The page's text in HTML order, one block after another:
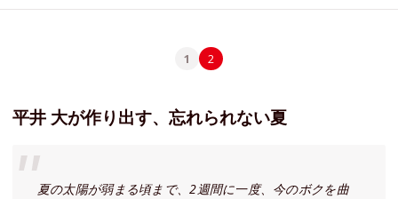
1 2
平井 大が作り出す、忘れられない夏
夏の太陽が弱まる頃まで、2週間に一度、今のボクを曲